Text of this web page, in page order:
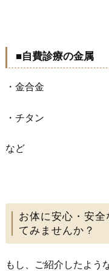
■自費診療の金属
・金合金
・チタン
など
お体に安心・安全
てみませんか？
もし、ご紹介したよう